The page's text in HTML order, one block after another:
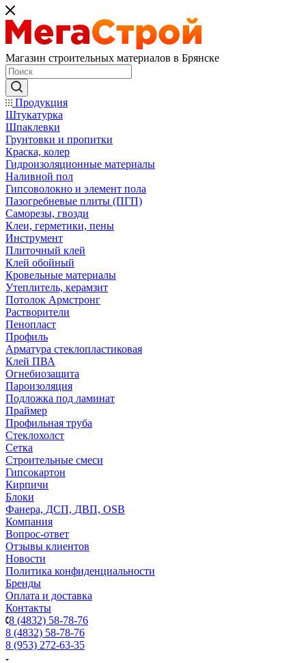
Магазин строительных материалов в Брянске
Продукция
Штукатурка
Шпаклевки
Грунтовки и пропитки
Краска, колер
Гидроизоляционные материалы
Наливной пол
Гипсоволокно и элемент пола
Пазогребневые плиты (ПГП)
Саморезы, гвозди
Клеи, герметики, пены
Инструмент
Плиточный клей
Клей обойный
Кровельные материалы
Утеплитель, керамзит
Потолок Армстронг
Растворители
Пенопласт
Профиль
Арматура стеклопластиковая
Клей ПВА
Огнебиозащита
Пароизоляция
Подложка под ламинат
Праймер
Профильная труба
Стеклохолст
Сетка
Строительные смеси
Гипсокартон
Кирпичи
Блоки
Фанера, ДСП, ДВП, OSB
Компания
Вопрос-ответ
Отзывы клиентов
Новости
Политика конфиденциальности
Бренды
Оплата и доставка
Контакты
8 (4832) 58-78-76
8 (4832) 58-78-76
8 (953) 272-63-35